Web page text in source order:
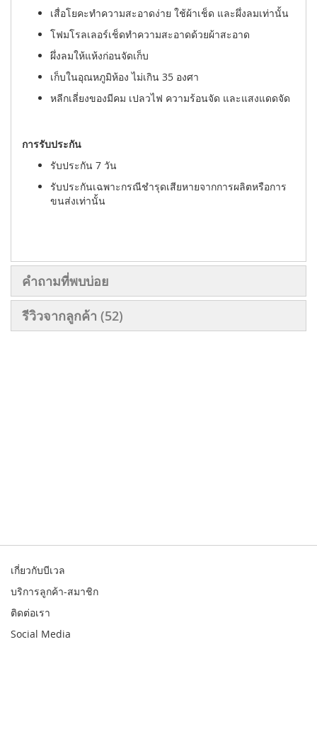
เสื่อโยคะทำความสะอาดง่าย ใช้ผ้าเช็ด และผึ่งลมเท่านั้น
โฟมโรลเลอร์เช็ดทำความสะอาดด้วยผ้าสะอาด
ผึ่งลมให้แห้งก่อนจัดเก็บ
เก็บในอุณหภูมิห้อง ไม่เกิน 35 องศา
หลีกเลี่ยงของมีคม เปลวไฟ ความร้อนจัด และแสงแดดจัด
การรับประกัน
รับประกัน 7 วัน
รับประกันเฉพาะกรณีชำรุดเสียหายจากการผลิตหรือการ
ขนส่งเท่านั้น
คำถามที่พบบ่อย
รีวิวจากลูกค้า 52
เกี่ยวกับบีเวล
บริการลูกค้า-สมาชิก
ติดต่อเรา
Social Media